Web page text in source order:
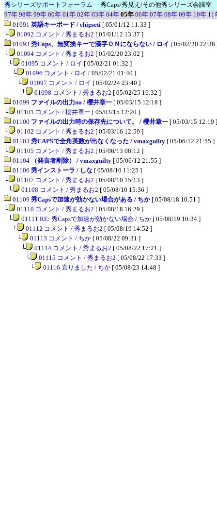
秀シリーズサポートフォーラム 秀Caps/秀見え/その他秀シリーズ会議室
97年 98年 99年 00年 01年 02年 03年 04年 05年 06年 07年 08年 09年 10年 11
01091 英語キーボード / chipseti [ 05/01/12 11:33 ]
└
01092 コメント / 秀まるお2 [ 05/01/12 13:37 ]
01093 秀Caps、無変換キーで漢字ＯＮにならない / ロイ [ 05/02/20 22:38
└
01094 コメント / 秀まるお2 [ 05/02/20 23:02 ]
└ 01095 コメント / ロイ [ 05/02/21 01:32 ]
└ 01096 コメント / ロイ [ 05/02/21 01:40 ]
└ 01097 コメント / ロイ [ 05/02/24 23:40 ]
└ 01098 コメント / 秀まるお2 [ 05/02/25 16:32 ]
01099 ファイルの出力no / 櫻井章一 [ 05/03/15 12:18 ]
└
01101 コメント / 櫻井章一 [ 05/03/15 12:20 ]
01100 ファイルの出力時の保存先について。 / 櫻井章一 [ 05/03/15 12:19 ]
└
01102 コメント / 秀まるお2 [ 05/03/16 12:59 ]
01103 秀CAPSで全角英数が出なくなった / vmaxguilty [ 05/06/12 21:55 ]
└
01105 コメント / 秀まるお2 [ 05/06/13 08:12 ]
01104
（発言者削除） / vmaxguilty [ 05/06/12 21:55 ]
01106 秀インストーラ / しな [ 05/08/10 11:25 ]
└
01107 コメント / 秀まるお2 [ 05/08/10 15:13 ]
└ 01108 コメント / 秀まるお2 [ 05/08/10 15:36 ]
01109 秀Capsで加速が効かない場合がある / ちか[ 05/08/18 10:51 ]
└
01110 コメント / 秀まるお2 [ 05/08/18 16:29 ]
└ 01111 RE: 秀Capsで加速が効かない場合 / ちか [ 05/08/19 10:34 ]
└ 01112 コメント / 秀まるお2 [ 05/08/19 14:52 ]
└ 01113 コメント / ちか [ 05/08/22 09:31 ]
└ 01114 コメント / 秀まるお2 [ 05/08/22 17:21 ]
└ 01115 コメント / 秀まるお2 [ 05/08/22 17:33 ]
└ 01116 直りました / ちか [ 05/08/23 14:48 ]